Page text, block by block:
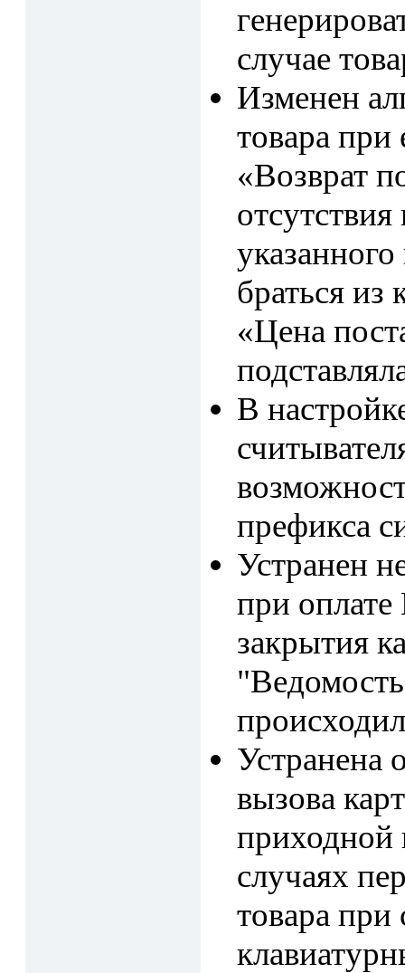
случае
Изменен
товара при
«Возврат
браться из
«Цена
В
префикса
Устранен
при
закрытия
Устранена
вызова
приходной
случаях
товара